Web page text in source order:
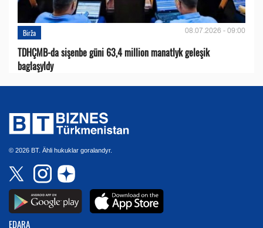
Birža 08.07.2026 - 09:00
TDHÇMB-da sişenbe güni 63,4 million manatlyk geleşik
baglaşyldy
© 2026 BT. Ähli hukuklar goralandyr.
EDARA